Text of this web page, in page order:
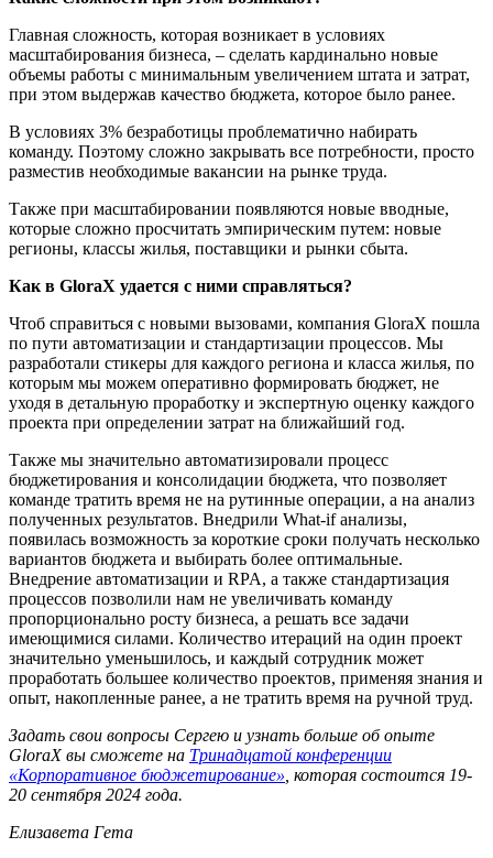
Главная сложность, которая возникает в условиях
масштабирования бизнеса, – сделать кардинально новые
объемы работы с минимальным увеличением штата и затрат,
при этом выдержав качество бюджета, которое было ранее.
В условиях 3% безработицы проблематично набирать
команду. Поэтому сложно закрывать все потребности, просто
разместив необходимые вакансии на рынке труда.
Также при масштабировании появляются новые вводные,
которые сложно просчитать эмпирическим путем: новые
регионы, классы жилья, поставщики и рынки сбыта.
Как в GloraX удается с ними справляться?
Чтоб справиться с новыми вызовами, компания GloraX пошла
по пути автоматизации и стандартизации процессов. Мы
разработали стикеры для каждого региона и класса жилья, по
которым мы можем оперативно формировать бюджет, не
уходя в детальную проработку и экспертную оценку каждого
проекта при определении затрат на ближайший год.
Также мы значительно автоматизировали процесс
бюджетирования и консолидации бюджета, что позволяет
команде тратить время не на рутинные операции, а на анализ
полученных результатов. Внедрили What-if анализы,
появилась возможность за короткие сроки получать несколько
вариантов бюджета и выбирать более оптимальные.
Внедрение автоматизации и RPA, а также стандартизация
процессов позволили нам не увеличивать команду
пропорционально росту бизнеса, а решать все задачи
имеющимися силами. Количество итераций на один проект
значительно уменьшилось, и каждый сотрудник может
проработать большее количество проектов, применяя знания и
опыт, накопленные ранее, а не тратить время на ручной труд.
Задать свои вопросы Сергею и узнать больше об опыте
GloraX вы сможете на Тринадцатой конференции
«Корпоративное бюджетирование» , которая состоится 19-
20 сентября 2024 года.
Елизавета Гета